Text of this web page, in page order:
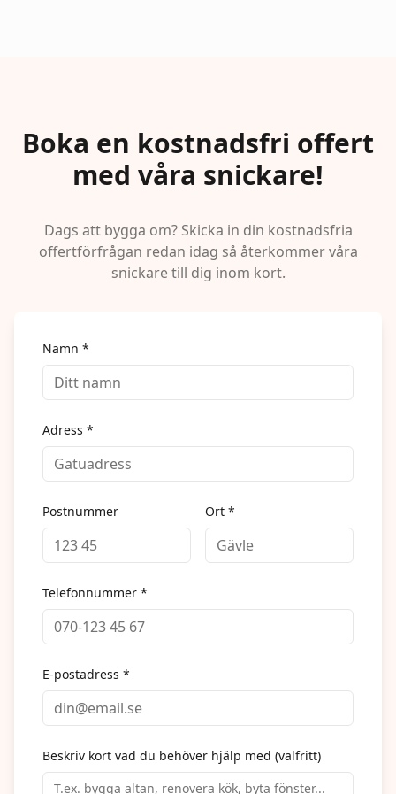
Boka en kostnadsfri offert
med våra snickare!
Dags att bygga om? Skicka in din kostnadsfria
offertförfrågan redan idag så återkommer våra
snickare till dig inom kort.
Namn *
Adress *
Postnummer Ort *
Telefonnummer *
E-postadress *
Beskriv kort vad du behöver hjälp med (valfritt)